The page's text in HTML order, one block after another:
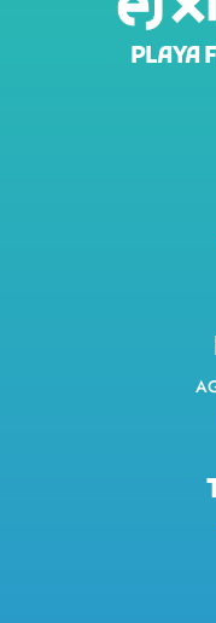
PLAYA